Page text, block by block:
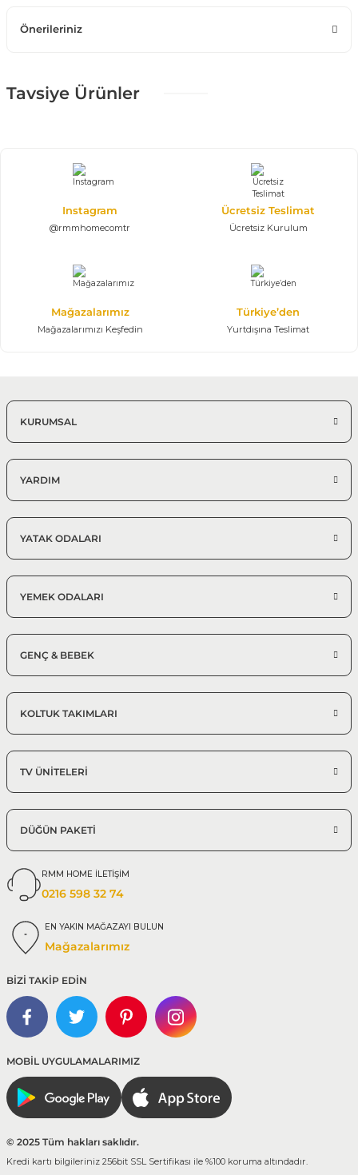
Önerileriniz
Tavsiye Ürünler
%25 + %10
186.435,00 TL
Modern Köşe Koltuk Modelleri
%25 + %10
Instagram
@rmmhomecomtr
Ücretsiz Teslimat
Ücretsiz Kurulum
Mağazalarımız
Mağazalarımızı Keşfedin
Türkiye’den
Yurtdışına Teslimat
KURUMSAL
YARDIM
YATAK ODALARI
YEMEK ODALARI
GENÇ & BEBEK
KOLTUK TAKIMLARI
TV ÜNİTELERİ
DÜĞÜN PAKETİ
RMM HOME İLETİŞİM
0216 598 32 74
EN YAKIN MAĞAZAYI BULUN
Mağazalarımız
BİZİ TAKİP EDİN
MOBİL UYGULAMALARIMIZ
© 2025 Tüm hakları saklıdır.
Kredi kartı bilgileriniz 256bit SSL Sertifikası ile %100 koruma altındadır.